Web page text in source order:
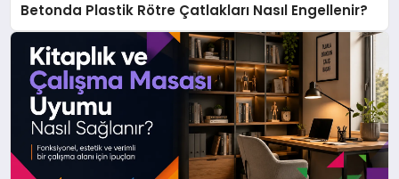
Betonda Plastik Rötre Çatlakları Nasıl Engellenir?